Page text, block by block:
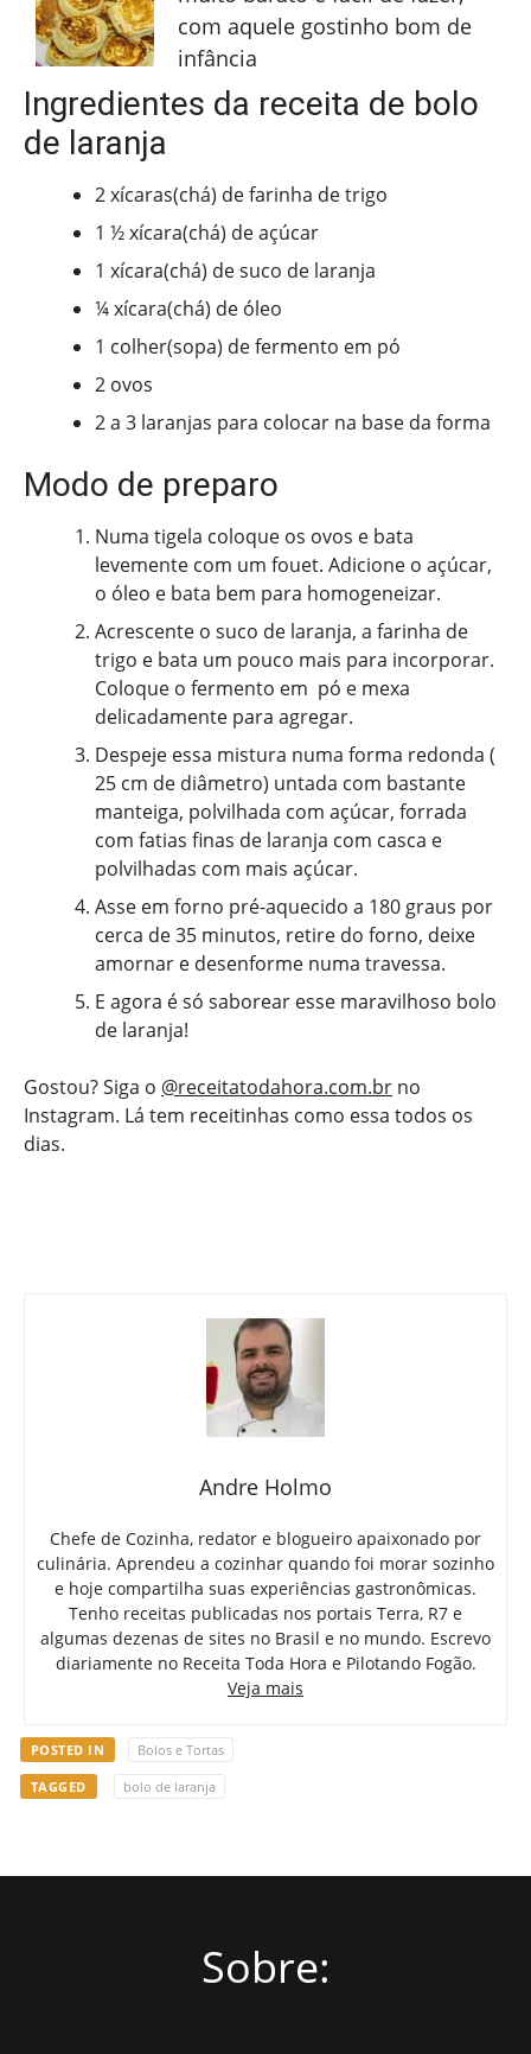
com aquele gostinho bom de
infância
Ingredientes da receita de bolo
de laranja
2 xícaras(chá) de farinha de trigo
1 ½ xícara(chá) de açúcar
1 xícara(chá) de suco de laranja
¼ xícara(chá) de óleo
1 colher(sopa) de fermento em pó
2 ovos
2 a 3 laranjas para colocar na base da forma
Modo de preparo
Numa tigela coloque os ovos e bata
levemente com um fouet. Adicione o açúcar,
o óleo e bata bem para homogeneizar.
Acrescente o suco de laranja, a farinha de
trigo e bata um pouco mais para incorporar.
Coloque o fermento em pó e mexa
delicadamente para agregar.
Despeje essa mistura numa forma redonda (
25 cm de diâmetro) untada com bastante
manteiga, polvilhada com açúcar, forrada
com fatias finas de laranja com casca e
polvilhadas com mais açúcar.
Asse em forno pré-aquecido a 180 graus por
cerca de 35 minutos, retire do forno, deixe
amornar e desenforme numa travessa.
E agora é só saborear esse maravilhoso bolo
de laranja!
Gostou? Siga o @receitatodahora.com.br no
Instagram. Lá tem receitinhas como essa todos os
dias.
Andre Holmo
Chefe de Cozinha, redator e blogueiro apaixonado por
culinária. Aprendeu a cozinhar quando foi morar sozinho
e hoje compartilha suas experiências gastronômicas.
Tenho receitas publicadas nos portais Terra, R7 e
algumas dezenas de sites no Brasil e no mundo. Escrevo
diariamente no Receita Toda Hora e Pilotando Fogão.
Veja mais
POSTED IN Bolos e Tortas
TAGGED bolo de laranja
Sobre: